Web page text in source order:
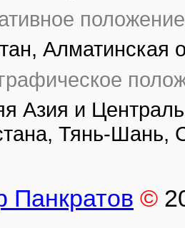
Алматинская
Азия и
Тянь-Шань,
Панкратов ©